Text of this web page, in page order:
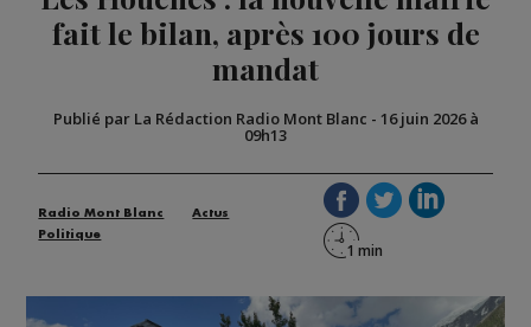
fait le bilan, après 100 jours de
mandat
Publié par La Rédaction Radio Mont Blanc - 16 juin 2026 à
09h13
Radio Mont Blanc
Actus
Politique